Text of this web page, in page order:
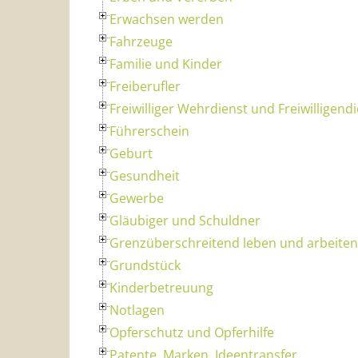
Erwachsen werden
Fahrzeuge
Familie und Kinder
Freiberufler
Freiwilliger Wehrdienst und
Führerschein
Geburt
Gesundheit
Gewerbe
Gläubiger und Schuldner
Grenzüberschreitend leben und arbeiten
Grundstück
Kinderbetreuung
Notlagen
Opferschutz und Opferhilfe